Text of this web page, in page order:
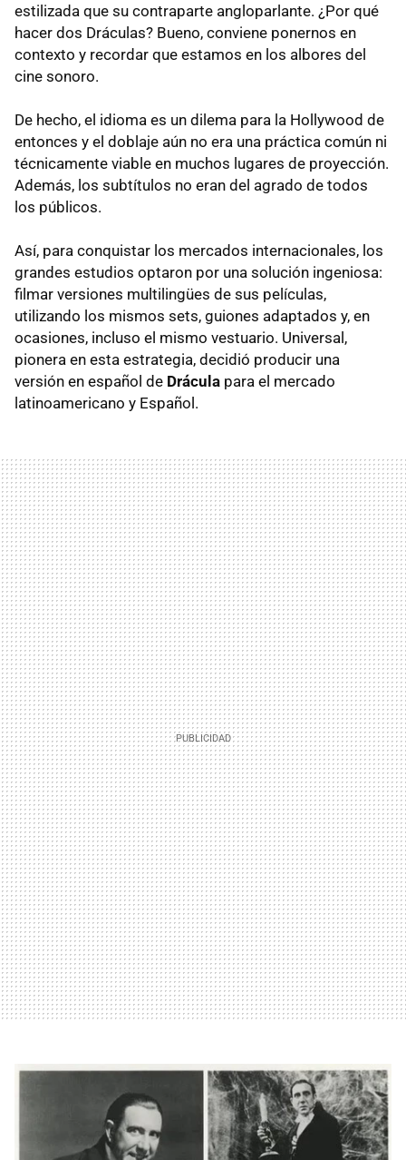
estilizada que su contraparte angloparlante. ¿Por qué
hacer dos Dráculas? Bueno, conviene ponernos en
contexto y recordar que estamos en los albores del
cine sonoro.
De hecho, el idioma es un dilema para la Hollywood de
entonces y el doblaje aún no era una práctica común ni
técnicamente viable en muchos lugares de proyección.
Además, los subtítulos no eran del agrado de todos
los públicos.
Así, para conquistar los mercados internacionales, los
grandes estudios optaron por una solución ingeniosa:
filmar versiones multilingües de sus películas,
utilizando los mismos sets, guiones adaptados y, en
ocasiones, incluso el mismo vestuario. Universal,
pionera en esta estrategia, decidió producir una
versión en español de Drácula para el mercado
latinoamericano y Español.